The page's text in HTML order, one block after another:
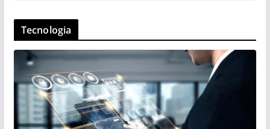
Tecnologia